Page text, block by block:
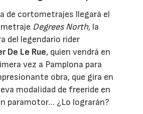
de cortometrajes llegará el
Degrees North, la
del legendario rider
De Le Rue, quien vendrá en
vez a Pamplona para
obra, que gira en
modalidad de freeride en
paramotor… ¿Lo lograrán?